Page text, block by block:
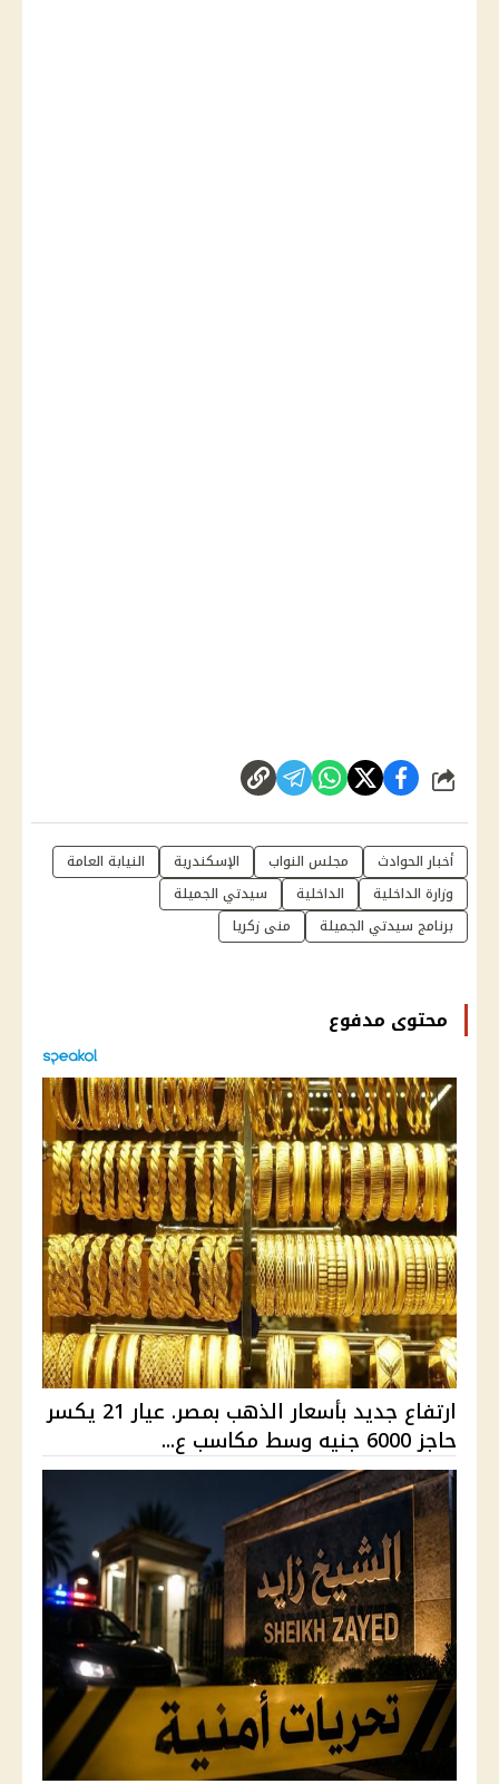
شارك
أخبار الحوادث مجلس النواب الإسكندرية
النيابة العامة
وزارة الداخلية
الداخلية
سيدتي الجميلة
برنامج سيدتي الجميلة
منى زكريا
محتوى مدفوع
ارتفاع جديد بأسعار الذهب بمصر. عيار 21 يكسر
حاجز 6000 جنيه وسط مكاسب ع...